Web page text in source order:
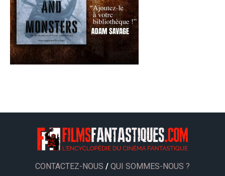
CONTACTEZ-NOUS / QUI SOMMES-NOUS ?